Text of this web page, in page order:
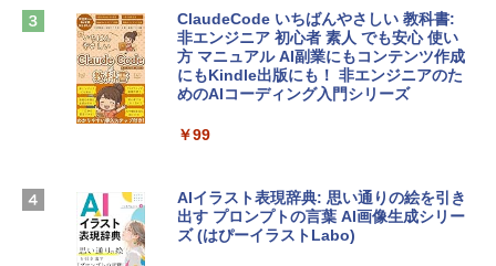
￥2,952
Apple 2026 MacBook Air M5チップ搭載
13インチノートブック：AIとApple Intell
スプレイ、16GBユニファイドメモリ、1
D - ミッドナイト
￥278,800
Robloxギフトカード - 2,000 Robux 【限
定バーチャルアイテムを含む】 【オンラ
インゲームコード】 ロブロックス | オン
Microsoft Office Home & Business 202
4(最新 永続版)|オンラインコード版|Wind
ClaudeCode いちばんやさしい 教科書:
非エンジニア 初心者 素人 でも安心 使い
方 マニュアル AI副業にもコンテンツ作成
にもKindle出版にも！ 非エンジニアのた
めのAIコーディング入門シリーズ
￥99
AIイラスト表現辞典: 思い通りの絵を引き
出す プロンプトの言葉 AI画像生成シリー
ズ (はぴーイラストLabo)